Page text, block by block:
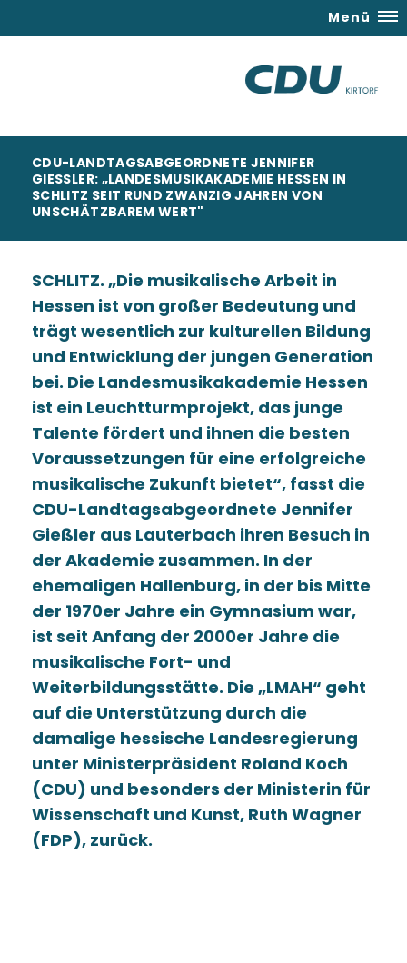
Menü
CDU-LANDTAGSABGEORDNETE JENNIFER
GIESSLER: „LANDESMUSIKAKADEMIE HESSEN IN S
CHLITZ SEIT RUND ZWANZIG JAHREN VON U
NSCHÄTZBAREM WERT"
SCHLITZ. Die musikalische Arbeit in
Hessen ist von großer Bedeutung und
trägt wesentlich zur kulturellen Bildung
und Entwicklung der jungen Generation
bei. Die Landesmusikakademie Hessen
ist ein Leuchtturmprojekt, das junge
Talente fördert und ihnen die besten
Voraussetzungen für eine erfolgreiche
musikalische Zukunft bietet“, fasst die
CDU-Landtagsabgeordnete Jennifer
Gießler aus Lauterbach ihren Besuch in
der Akademie zusammen. In der
ehemaligen Hallenburg, in der bis Mitte
der 1970er Jahre ein Gymnasium war,
ist seit Anfang der 2000er Jahre die
musikalische Fort- und
Weiterbildungsstätte. Die „LMAH“ geht
auf die Unterstützung durch die
damalige hessische Landesregierung
unter Ministerpräsident Roland Koch
(CDU) und besonders der Ministerin für
Wissenschaft und Kunst, Ruth Wagner
(FDP), zurück.